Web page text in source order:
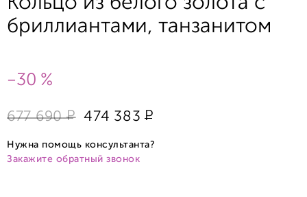
бриллиантами, танзанитом
-30 %
677 690 Р 474 383 Р
Нужна помощь консультанта?
Закажите обратный звонок